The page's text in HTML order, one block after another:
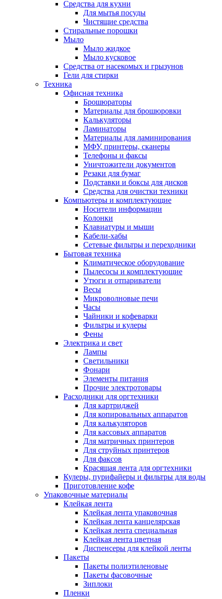
Средства для кухни
Для мытья посуды
Чистящие средства
Стиральные порошки
Мыло
Мыло жидкое
Мыло кусковое
Средства от насекомых и грызунов
Гели для стирки
Техника
Офисная техника
Брошюраторы
Материалы для брошюровки
Калькуляторы
Ламинаторы
Материалы для ламинирования
МФУ, принтеры, сканеры
Телефоны и факсы
Уничтожители документов
Резаки для бумаг
Подставки и боксы для дисков
Средства для очистки техники
Компьютеры и комплектующие
Носители информации
Колонки
Клавиатуры и мыши
Кабели-хабы
Сетевые фильтры и переходники
Бытовая техника
Климатическое оборудование
Пылесосы и комплектующие
Утюги и отпариватели
Весы
Микроволновые печи
Часы
Чайники и кофеварки
Фильтры и кулеры
Фены
Электрика и свет
Лампы
Светильники
Фонари
Элементы питания
Прочие электротовары
Расходники для оргтехники
Для картриджей
Для копировальных аппаратов
Для калькуляторов
Для кассовых аппаратов
Для матричных принтеров
Для струйных принтеров
Для факсов
Красящая лента для оргтехники
Кулеры, пурифайеры и фильтры для воды
Приготовление кофе
Упаковочные материалы
Клейкая лента
Клейкая лента упаковочная
Клейкая лента канцелярская
Клейкая лента специальная
Клейкая лента цветная
Диспенсеры для клейкой ленты
Пакеты
Пакеты полиэтиленовые
Пакеты фасовочные
Зиплоки
Пленки